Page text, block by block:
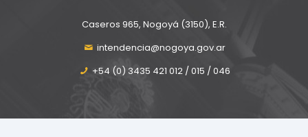
Caseros 965, Nogoyá (3150), E.R.
intendencia@nogoya.gov.ar
+54 (0) 3435 421 012 / 015 / 046